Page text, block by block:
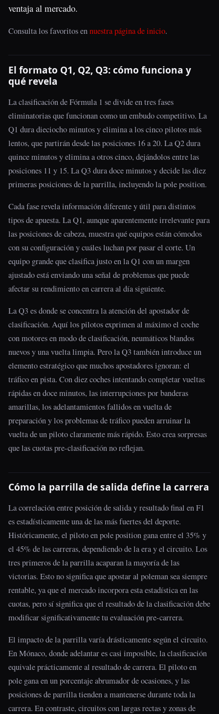
ventaja al mercado.
Consulta los favoritos ennuestra página de inicio.
El formato Q1, Q2, Q3: cómo funciona y
qué revela
La clasificación de Fórmula 1 se divide en tres fases
eliminatorias que funcionan como un embudo competitivo. La
Q1 dura dieciocho minutos y elimina a los cinco pilotos más
lentos, que partirán desde las posiciones 16 a 20. La Q2 dura
quince minutos y elimina a otros cinco, dejándolos entre las
posiciones 11 y 15. La Q3 dura doce minutos y decide las diez
primeras posiciones de la parrilla, incluyendo la pole position.
Cada fase revela información diferente y útil para distintos
tipos de apuesta. La Q1, aunque aparentemente irrelevante para
las posiciones de cabeza, muestra qué equipos están cómodos
con su configuración y cuáles luchan por pasar el corte. Un
equipo grande que clasifica justo en la Q1 con un margen
ajustado está enviando una señal de problemas que puede
afectar su rendimiento en carrera al día siguiente.
La Q3 es donde se concentra la atención del apostador de
clasificación. Aquí los pilotos exprimen al máximo el coche
con motores en modo de clasificación, neumáticos blandos
nuevos y una vuelta limpia. Pero la Q3 también introduce un
elemento estratégico que muchos apostadores ignoran: el
tráfico en pista. Con diez coches intentando completar vueltas
rápidas en doce minutos, las interrupciones por banderas
amarillas, los adelantamientos fallidos en vuelta de
preparación y los problemas de tráfico pueden arruinar la
vuelta de un piloto claramente más rápido. Esto crea sorpresas
que las cuotas pre-clasificación no reflejan.
Cómo la parrilla de salida define la carrera
La correlación entre posición de salida y resultado final en F1
es estadísticamente una de las más fuertes del deporte.
Históricamente, el piloto en pole position gana entre el 35% y
el 45% de las carreras, dependiendo de la era y el circuito. Los
tres primeros de la parrilla acaparan la mayoría de las
victorias. Esto no significa que apostar al poleman sea siempre
rentable, ya que el mercado incorpora esta estadística en las
cuotas, pero sí significa que el resultado de la clasificación debe
modificar significativamente tu evaluación pre-carrera.
El impacto de la parrilla varía drásticamente según el circuito.
En Mónaco, donde adelantar es casi imposible, la clasificación
equivale prácticamente al resultado de carrera. El piloto en
pole gana en un porcentaje abrumador de ocasiones, y las
posiciones de parrilla tienden a mantenerse durante toda la
carrera. En contraste, circuitos con largas rectas y zonas de